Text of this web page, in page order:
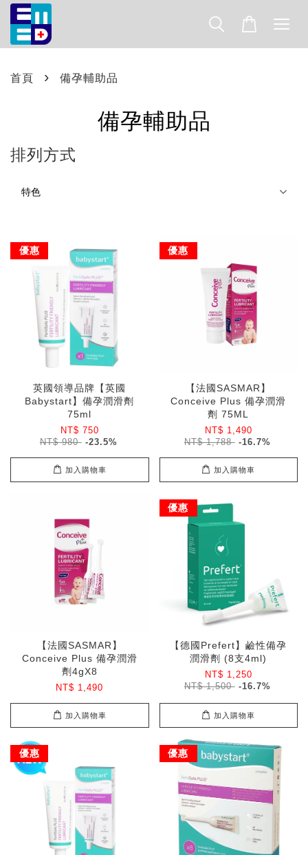
首頁 › 備孕輔助品
備孕輔助品
排列方式
優惠
英國領導品牌【英國
Babystart】備孕潤滑劑
75ml
NT$ 750
NT$ 980 -23.5%
加入購物車
優惠
【法國SASMAR】
Conceive Plus 備孕潤滑
劑 75ML
NT$ 1,490
NT$ 1,788 -16.7%
加入購物車
【法國SASMAR】
Conceive Plus 備孕潤滑
劑4gX8
NT$ 1,490
加入購物車
優惠
【德國Prefert】鹼性備孕
潤滑劑 (8支4ml)
NT$ 1,250
NT$ 1,500 -16.7%
加入購物車
優惠 優惠